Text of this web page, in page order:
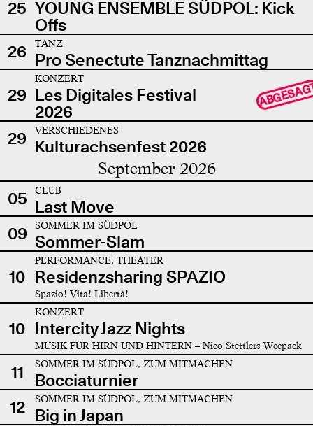
25 YOUNG ENSEMBLE SÜDPOL: Kick
Offs
26
TANZ
Pro Senectute Tanznachmittag
29
KONZERT
Les Digitales Festival
2026
29 VERSCHIEDENES
Kulturachsenfest 2026
September 2026
05 CLUB
Last Move
09
SOMMER IM SÜDPOL
Sommer-Slam
10
PERFORMANCE, THEATER
Residenzsharing SPAZIO
Spazio! Vita! Libertà!
10
KONZERT
Intercity Jazz Nights
MUSIK FÜR HIRN UND HINTERN – Nico Stettlers Weepack
11 SOMMER IM SÜDPOL, ZUM MITMACHEN
Bocciaturnier
12
SOMMER IM SÜDPOL, ZUM MITMACHEN
Big in Japan